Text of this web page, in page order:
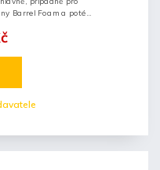
Barrel Foam a poté